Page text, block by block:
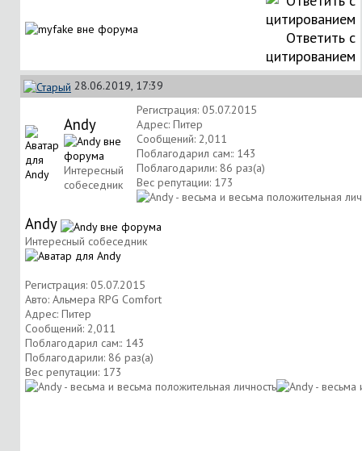
Ответить с
цитированием
28.06.2019, 17:39
Andy
Интересный
собеседник
Регистрация: 05.07.2015
Адрес: Питер
Сообщений: 2,011
Поблагодарил сам:: 143
Поблагодарили: 86 раз(а)
Вес репутации: 173
Andy
Интересный собеседник
Регистрация: 05.07.2015
Авто: Альмера RPG Comfort
Адрес: Питер
Сообщений: 2,011
Поблагодарил сам:: 143
Поблагодарили: 86 раз(а)
Вес репутации: 173